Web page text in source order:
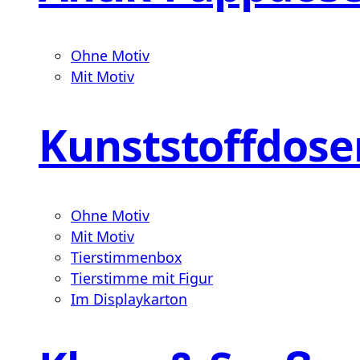
Ohne Motiv
Mit Motiv
Ohne Motiv
Mit Motiv
Tierstimmenbox
Tierstimme mit Figur
Im Displaykarton